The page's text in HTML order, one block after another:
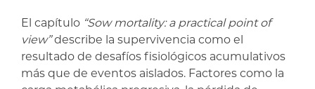
El capítulo “Sow mortality: a practical point of
view”describe la supervivencia como el
resultado de desafíos fisiológicos acumulativos
más que de eventos aislados. Factores como la